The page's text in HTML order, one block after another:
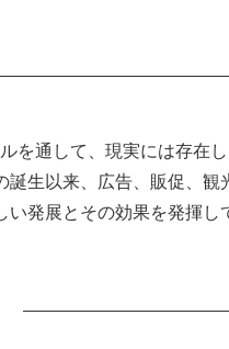
を通して、現実には存在
誕生以来、広告、販促、
発展とその効果を発揮し